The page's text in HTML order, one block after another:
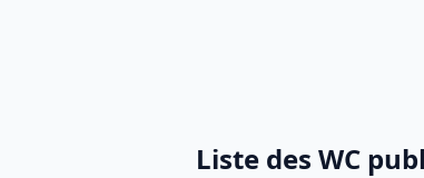
Liste des WC